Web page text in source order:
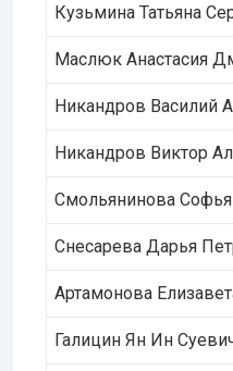
Кузьмина Татьяна
Маслюк Анастасия
Никандров Василий
Никандров Виктор
Смольянинова
Снесарева Дарья
Артамонова
Галицин Ян Ин